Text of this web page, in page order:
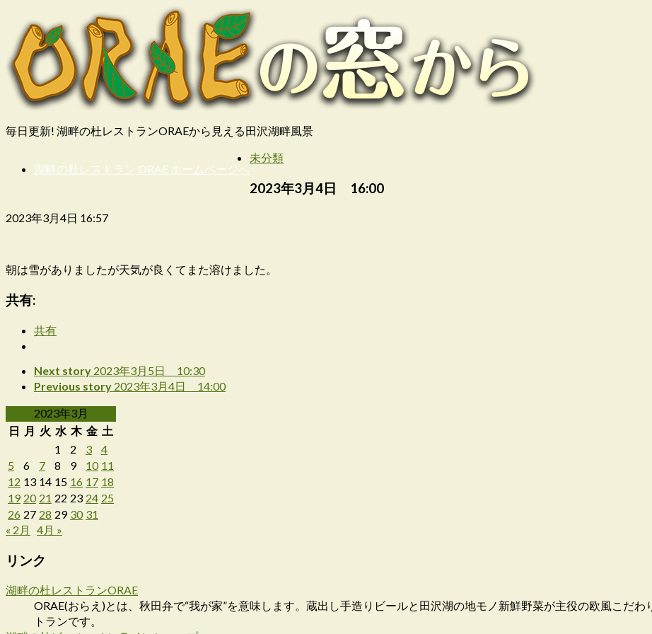
毎日更新! 湖畔の杜レストランORAEから見える田沢湖畔風景
湖畔の杜レストラン ORAE ホームページへ
未分類
2023年3月4日 16:00
2023年3月4日 16:57
朝は雪がありましたが天気が良くてまた溶けました。
共有:
共有
Next story 2023年3月5日 10:30
Previous story 2023年3月4日 14:00
2023年3月
日 月 火 水 木 金 土
1
2 3
4
5
6 7 8 9 10 11
12 13 14 15 16 17 18
19 20 21 22 23 24 25
26 27 28 29 30 31
« 2月
4月 »
リンク
湖畔の杜レストランORAE
ORAE(おらえ)とは、秋田弁で“我が家”を意味します。蔵出し手造りビールと田沢湖の地モノ新鮮野菜が主役の欧風こだ
トランです。